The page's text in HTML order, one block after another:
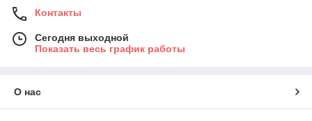
Контакты
Сегодня выходной
Показать весь график работы
О нас